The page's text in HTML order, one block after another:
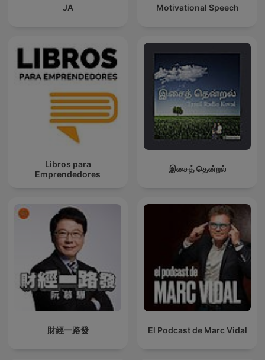
JA Motivational Speech
Libros para
Emprendedores
இசைத் தென்றல்
財經一路發 El Podcast de Marc Vidal